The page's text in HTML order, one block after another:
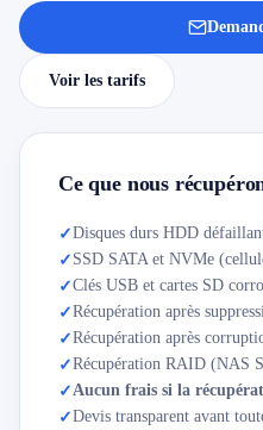
Voir les tarifs
Ce que nous
✓Disques durs HDD
✓ SSD SATA et NVMe
✓Clés USB et cartes SD
✓Récupération après
✓Récupération après
✓Récupération RAID (NAS
✓Aucun frais si la
✓Devis transparent avant